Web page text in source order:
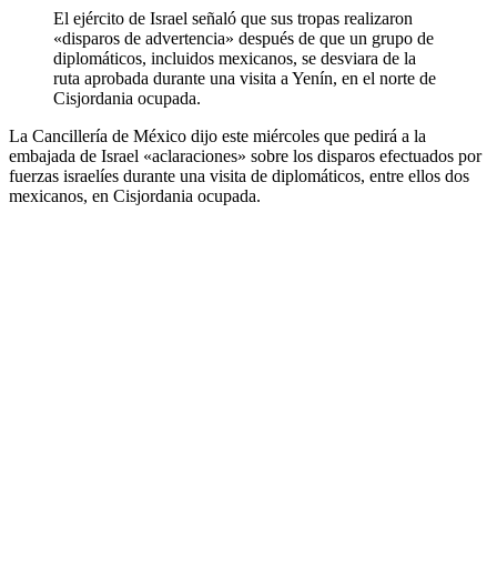
El ejército de Israel señaló que sus tropas realizaron
«disparos de advertencia» después de que un grupo de
diplomáticos, incluidos mexicanos, se desviara de la
ruta aprobada durante una visita a Yenín, en el norte de
Cisjordania ocupada.
La Cancillería de México dijo este miércoles que pedirá a la
embajada de Israel «aclaraciones» sobre los disparos efectuados por
fuerzas israelíes durante una visita de diplomáticos, entre ellos dos
mexicanos, en Cisjordania ocupada.